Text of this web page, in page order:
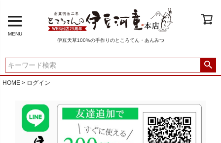
MENU
伊豆天草100%の手作りのところてん・あんみつ
HOME ログイン